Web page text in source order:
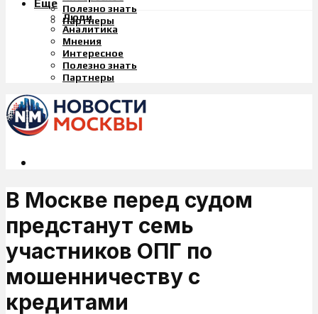
Полезно знать
Партнеры
Еще
Люди
Аналитика
Мнения
Интересное
Полезно знать
Партнеры
В Москве перед судом
предстанут семь
участников ОПГ по
мошенничеству с
кредитами